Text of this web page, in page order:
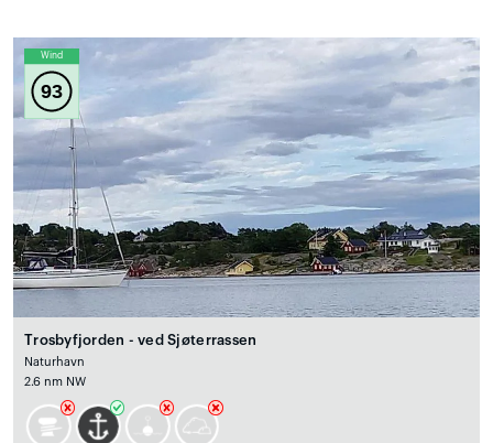
Wind
93
Trosbyfjorden - ved Sjøterrassen
Naturhavn
2.6 nm NW